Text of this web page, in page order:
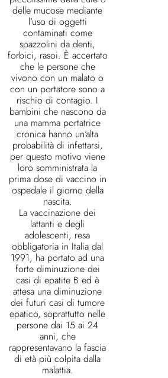
delle mucose mediante
l’uso di oggetti
contaminati come
spazzolini da denti,
forbici, rasoi. È accertato
che le persone che
vivono con un malato o
con un portatore sono a
rischio di contagio. I
bambini che nascono da
una mamma portatrice
cronica hanno un’alta
probabilità di infettarsi,
per questo motivo viene
loro somministrata la
prima dose di vaccino in
ospedale il giorno della
nascita.
La vaccinazione dei
lattanti e degli
adolescenti, resa
obbligatoria in Italia dal
1991, ha portato ad una
forte diminuzione dei
casi di epatite B ed è
attesa una diminuzione
dei futuri casi di tumore
epatico, soprattutto nelle
persone dai 15 ai 24
anni, che
rappresentavano la fascia
di età più colpita dalla
malattia.